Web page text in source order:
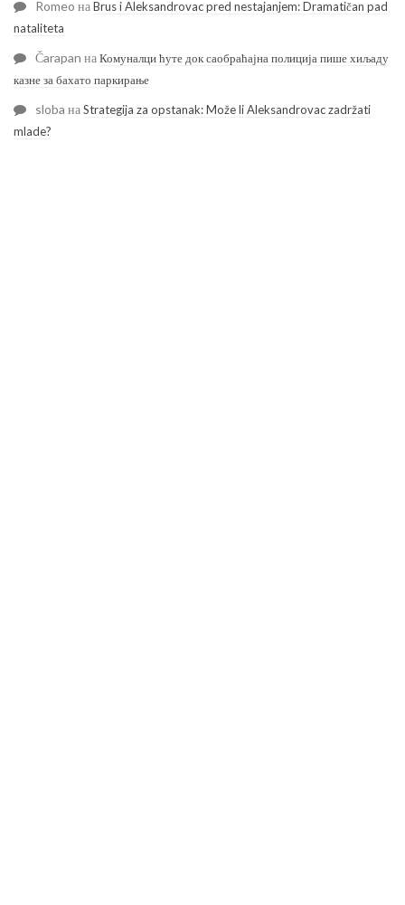
Romeo наBrus i Aleksandrovac pred nestajanjem: Dramatičan pad
nataliteta
Čarapan наКомуналци ћуте док саобраћајна полиција пише хиљаду
казне за бахато паркирање
sloba наStrategija za opstanak: Može li Aleksandrovac zadržati
mlade?